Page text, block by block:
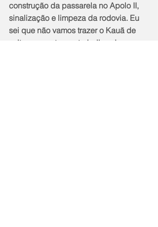
construção da passarela no Apolo II,
sinalização e limpeza da rodovia. Eu
sei que não vamos trazer o Kauã de
volta, mas estamos trabalhando para